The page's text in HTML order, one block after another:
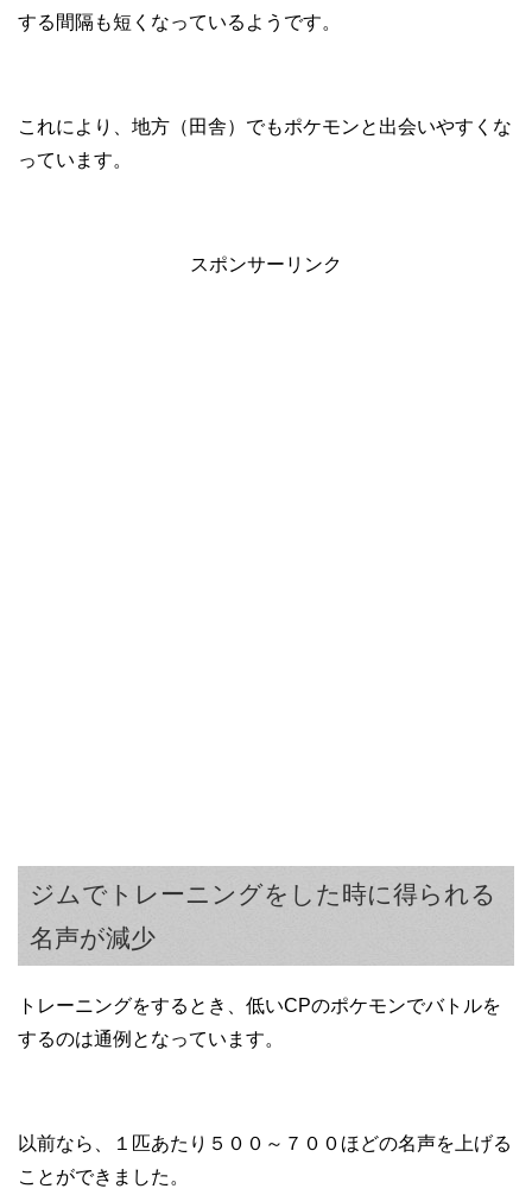
する間隔も短くなっているようです。
これにより、地方（田舎）でもポケモンと出会いやすくな
っています。
スポンサーリンク
ジムでトレーニングをした時に得られる
名声が減少
トレーニングをするとき、低いCPのポケモンでバトルを
するのは通例となっています。
以前なら、１匹あたり５００～７００ほどの名声を上げる
ことができました。